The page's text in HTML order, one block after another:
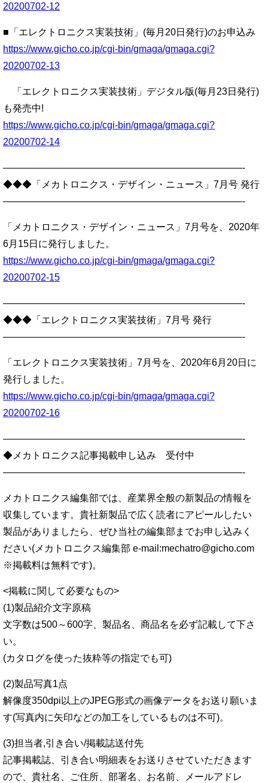
20200702-12
■「エレクトロニクス実装技術」(毎月20日発行)のお申込み
https://www.gicho.co.jp/cgi-bin/gmaga/gmaga.cgi?
20200702-13
「エレクトロニクス実装技術」デジタル版(毎月23日発行)
も発売中!
https://www.gicho.co.jp/cgi-bin/gmaga/gmaga.cgi?
20200702-14
—————————————————————————-
◆◆◆「メカトロニクス・デザイン・ニュース」7月号 発行
—————————————————————————-
「メカトロニクス・デザイン・ニュース」7月号を、2020年
6月15日に発行しました。
https://www.gicho.co.jp/cgi-bin/gmaga/gmaga.cgi?
20200702-15
—————————————————————————-
◆◆◆「エレクトロニクス実装技術」7月号 発行
—————————————————————————-
「エレクトロニクス実装技術」7月号を、2020年6月20日に
発行しました。
https://www.gicho.co.jp/cgi-bin/gmaga/gmaga.cgi?
20200702-16
—————————————————————————-
◆メカトロニクス記事掲載申し込み 受付中
—————————————————————————-
メカトロニクス編集部では、産業界全般の新製品の情報を
収集しています。貴社新製品で広く読者にアピールしたい
製品がありましたら、ぜひ当社の編集部までお申し込みく
ださい(メカトロニクス編集部 e-mail:mechatro@gicho.com
※掲載料は無料です)。
<掲載に関して必要なもの>
(1)製品紹介文字原稿
文字数は500～600字、製品名、商品名を必ず記載して下さ
い。
(カタログを使った抜粋等の指定でも可)
(2)製品写真1点
解像度350dpi以上のJPEG形式の画像データをお送り願いま
す(写真内に矢印などの加工をしているものは不可)。
(3)担当者,引き合い/掲載誌送付先
記事掲載誌、引き合い明細表をお送りさせていただきます
ので、貴社名、ご住所、部署名、お名前、メールアドレ